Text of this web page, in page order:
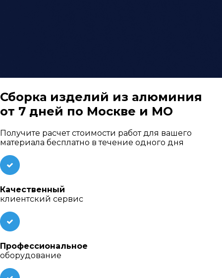
Сборка изделий из алюминия
от 7 дней по Москве и МО
Получите расчет стоимости работ для вашего
материала бесплатно в течение одного дня
Качественный
клиентский сервис
Профессиональное
оборудование